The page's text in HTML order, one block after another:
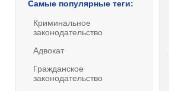
Самые популярные теги:
Криминальное
законодательство
Адвокат
Гражданское
законодательство